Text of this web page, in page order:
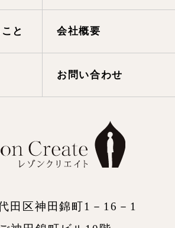
田区神田錦町1－16－1
と 会社概要
お問い合わせ